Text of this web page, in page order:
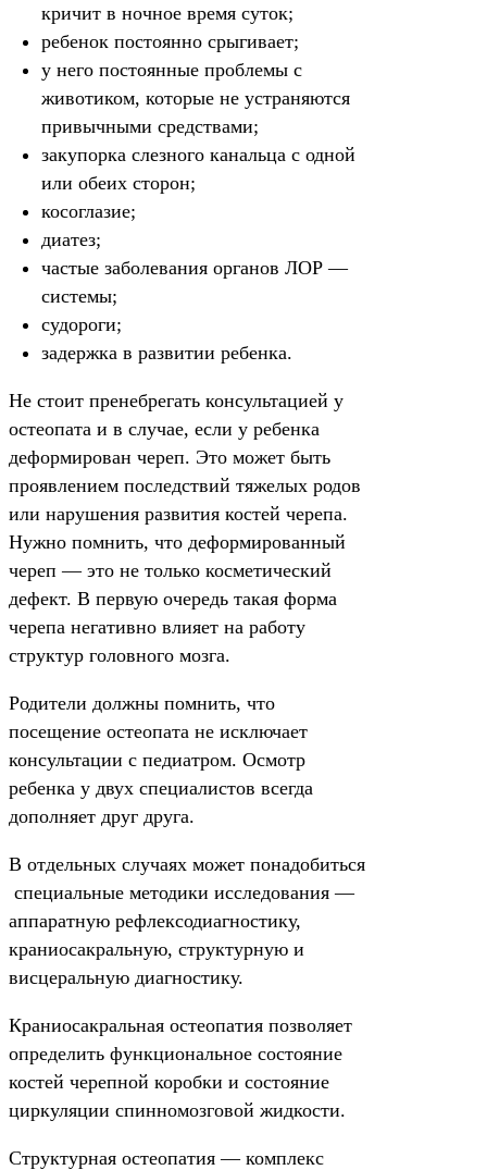
кричит в ночное время суток;
ребенок постоянно срыгивает;
у него постоянные проблемы с
животиком, которые не устраняются
привычными средствами;
закупорка слезного канальца с одной
или обеих сторон;
косоглазие;
диатез;
частые заболевания органов ЛОР —
системы;
судороги;
задержка в развитии ребенка.
Не стоит пренебрегать консультацией у
остеопата и в случае, если у ребенка
деформирован череп. Это может быть
проявлением последствий тяжелых родов
или нарушения развития костей черепа.
Нужно помнить, что деформированный
череп — это не только косметический
дефект. В первую очередь такая форма
черепа негативно влияет на работу
структур головного мозга.
Родители должны помнить, что
посещение остеопата не исключает
консультации с педиатром. Осмотр
ребенка у двух специалистов всегда
дополняет друг друга.
В отдельных случаях может понадобиться
специальные методики исследования —
аппаратную рефлексодиагностику,
краниосакральную, структурную и
висцеральную диагностику.
Краниосакральная остеопатия позволяет
определить функциональное состояние
костей черепной коробки и состояние
циркуляции спинномозговой жидкости.
Структурная остеопатия — комплекс